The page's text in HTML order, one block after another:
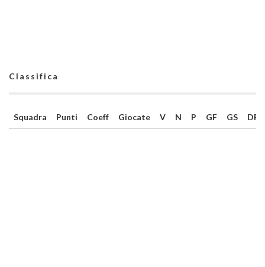
Classifica
Squadra Punti Coeff Giocate V N P GF GS DR